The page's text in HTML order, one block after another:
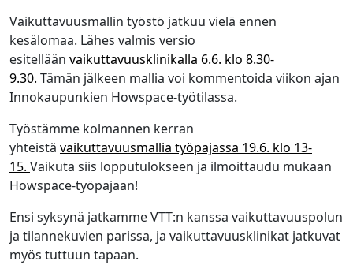
Vaikuttavuusmallin työstö jatkuu vielä ennen
kesälomaa. Lähes valmis versio
esitellään vaikuttavuusklinikalla 6.6. klo 8.30-
9.30. Tämän jälkeen mallia voi kommentoida viikon ajan
Innokaupunkien Howspace-työtilassa.
Työstämme kolmannen kerran
yhteistä vaikuttavuusmallia työpajassa 19.6. klo 13-
15. Vaikuta siis lopputulokseen ja ilmoittaudu mukaan
Howspace-työpajaan!
Ensi syksynä jatkamme VTT:n kanssa vaikuttavuuspolun
ja tilannekuvien parissa, ja vaikuttavuusklinikat jatkuvat
myös tuttuun tapaan.